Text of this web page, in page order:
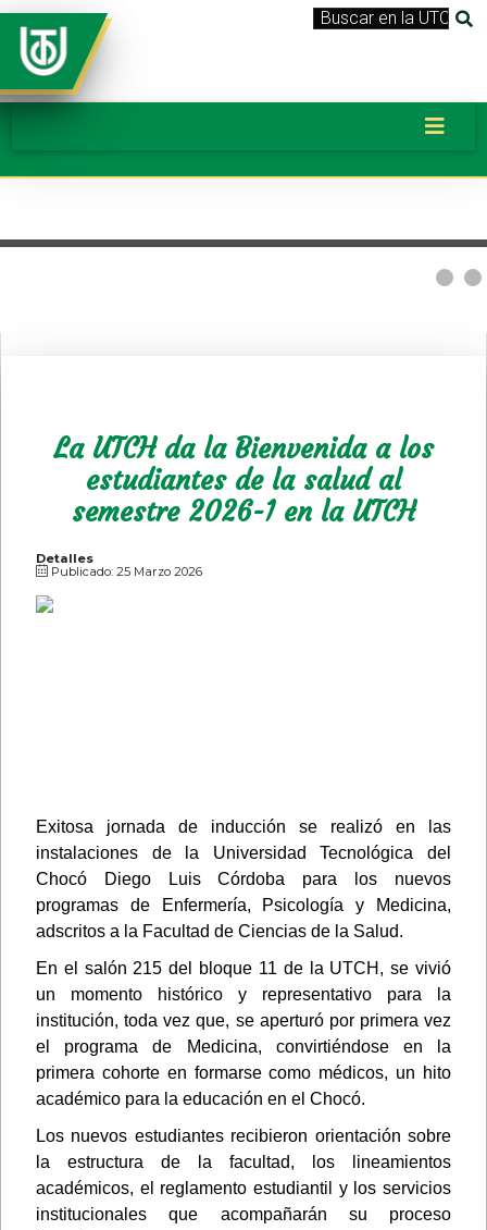
La UTCH da la Bienvenida a los
estudiantes de la salud al
semestre 2026-1 en la UTCH
Detalles
Publicado: 25 Marzo 2026
Exitosa jornada de inducción se realizó en las
instalaciones de la Universidad Tecnológica del
Chocó Diego Luis Córdoba para los nuevos
programas de Enfermería, Psicología y Medicina,
adscritos a la Facultad de Ciencias de la Salud.
En el salón 215 del bloque 11 de la UTCH, se vivió
un momento histórico y representativo para la
institución, toda vez que, se aperturó por primera vez
el programa de Medicina, convirtiéndose en la
primera cohorte en formarse como médicos, un hito
académico para la educación en el Chocó.
Los nuevos estudiantes recibieron orientación sobre
la estructura de la facultad, los lineamientos
académicos, el reglamento estudiantil y los servicios
institucionales que acompañarán su proceso